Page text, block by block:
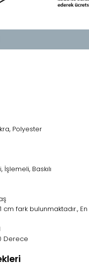
Polyester
İşlemeli, Baskılı
cm fark bulunmaktadır.,
Derece